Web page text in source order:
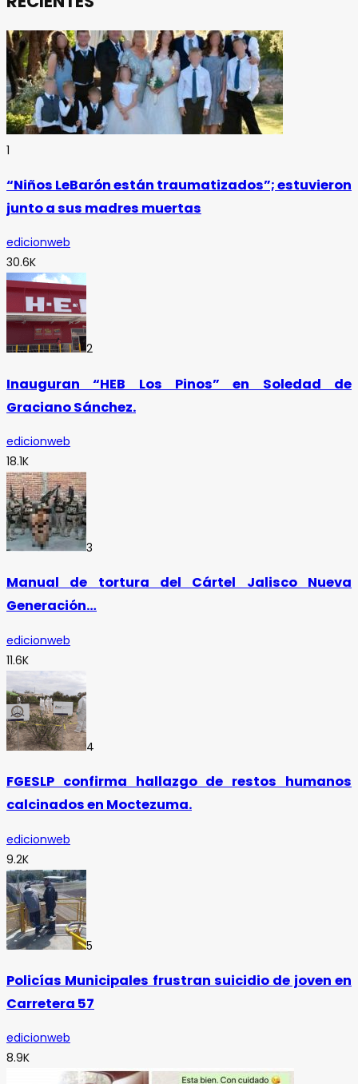
1
“Niños LeBarón están traumatizados”; estuvieron
junto a sus madres muertas
edicionweb
30.6K
2
Inauguran “HEB Los Pinos” en Soledad de
Graciano Sánchez.
edicionweb
18.1K
3
Manual de tortura del Cártel Jalisco Nueva
Generación…
edicionweb
11.6K
4
FGESLP confirma hallazgo de restos humanos
calcinados en Moctezuma.
edicionweb
9.2K
5
Policías Municipales frustran suicidio de joven en
Carretera 57
edicionweb
8.9K